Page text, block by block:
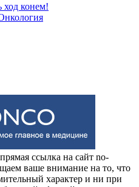
ход конем!
ссылка на сайт no-
ваше внимание на то, что
характер и ни при